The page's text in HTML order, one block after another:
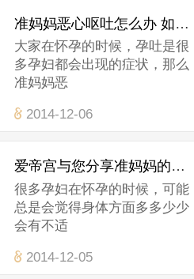
准妈妈恶心呕吐怎么办 如何应对
大家在怀孕的时候，孕吐是很
多孕妇都会出现的症状，那么
准妈妈恶
2014-12-06
爱帝宫与您分享准妈妈的睡姿怎样才合理
很多孕妇在怀孕的时候，可能
总是会觉得身体方面多多少少
会有不适
2014-12-05